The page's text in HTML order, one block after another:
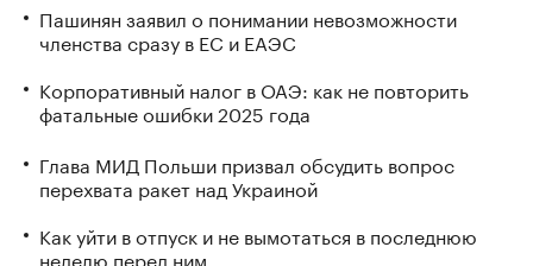
Пашинян заявил о понимании невозможности
членства сразу в ЕС и ЕАЭС
Корпоративный налог в ОАЭ: как не повторить
фатальные ошибки 2025 года
Глава МИД Польши призвал обсудить вопрос
перехвата ракет над Украиной
Как уйти в отпуск и не вымотаться в последнюю
неделю перед ним